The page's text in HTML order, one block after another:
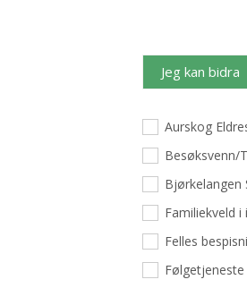
Jeg kan bidra
Aurskog
Besøksvenn/
Bjørkelangen
Familiekveld
Felles
Følgetjeneste